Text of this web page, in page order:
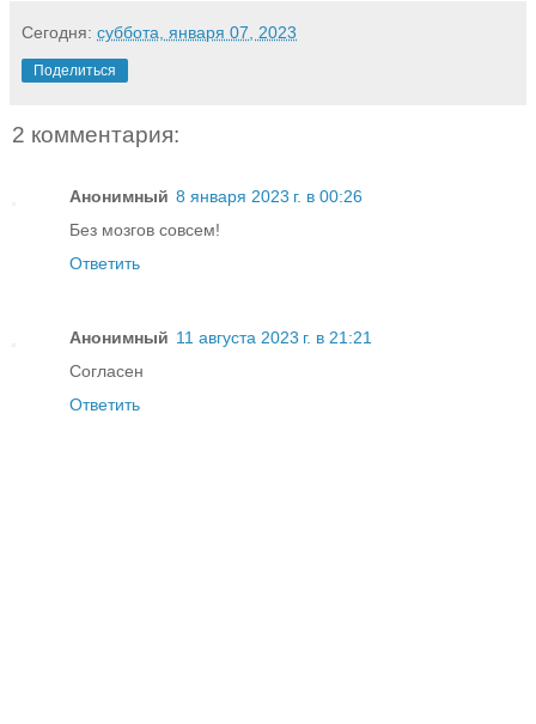
Сегодня: суббота, января 07, 2023
Поделиться
2 комментария:
Анонимный 8 января 2023 г. в 00:26
Без мозгов совсем!
Ответить
Анонимный 11 августа 2023 г. в 21:21
Согласен
Ответить